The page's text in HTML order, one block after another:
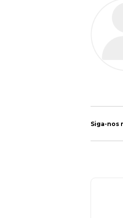
Siga-nos